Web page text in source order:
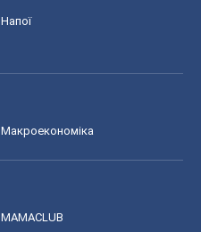
Напої
Макроекономіка
MAMACLUB